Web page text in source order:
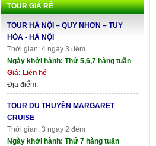
TOUR GIÁ RẺ
TOUR HÀ NỘI – QUY NHƠN – TUY
HÒA - HÀ NỘI
Thời gian: 4 ngày 3 đêm
Ngày khởi hành: Thứ 5,6,7 hàng tuần
Giá: Liên hệ
Địa điểm:
TOUR DU THUYỀN MARGARET
CRUISE
Thời gian: 3 ngày 2 đêm
Ngày khởi hành: Thứ 7 hàng tuần